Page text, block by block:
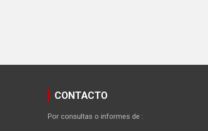
CONTACTO
Por consultas o informes de :